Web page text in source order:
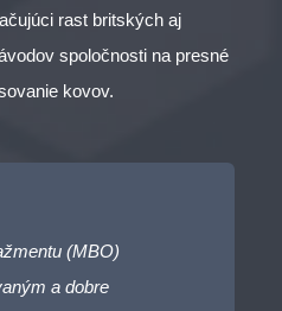
rast britských aj
spoločnosti na presné
kovov.
(MBO)
a dobre